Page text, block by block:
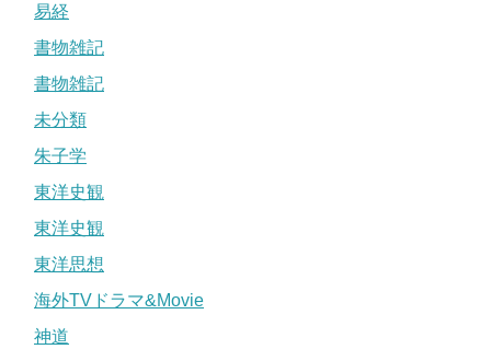
易経
書物雑記
書物雑記
未分類
朱子学
東洋史観
東洋史観
東洋思想
海外TVドラマ&Movie
神道